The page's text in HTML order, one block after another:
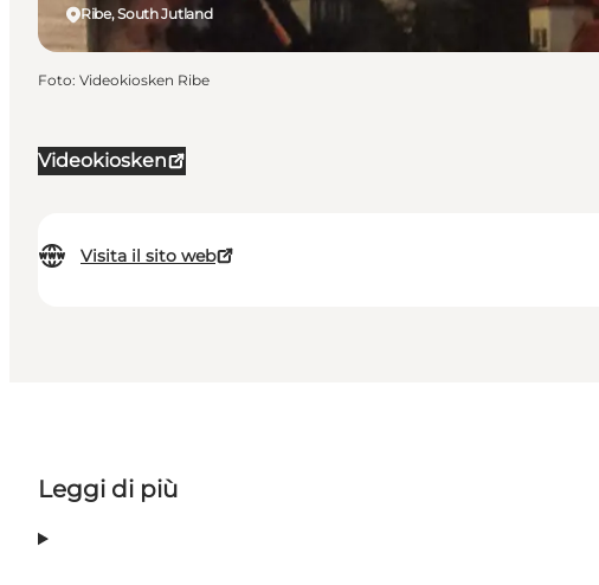
Videokiosken
Visita il sito web
Ribe, South Jutland
Foto: Videokiosken Ribe
Leggi di più